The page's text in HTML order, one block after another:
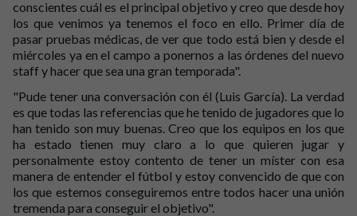
conscientes cuál es el principal objetivo y creo que desde hoy
los que venimos ya tenemos el foco en ello. Primer día de
pasar pruebas médicas, de ver que todo está bien y desde el
miércoles ya en el campo a ponernos a las órdenes del nuevo
staff y hacer que sea una gran temporada".
"Pude tener una conversación con él (Luis García). La verdad
es que todas las referencias que he tenido de jugadores que lo
han tenido son muy buenas. Creo que los equipos en los que
ha estado tienen muy claro a lo que quieren jugar y
personalmente estoy contento de tener un míster con esa
manera de entender el fútbol y estoy convencido de que con
los que estemos conseguiremos entre todos hacer una unión
tremenda para conseguir el objetivo".